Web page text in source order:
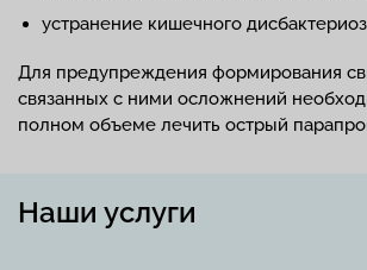
устранение кишечного
Для предупреждения формирования
связанных с ними осложнений
полном объеме лечить острый
Наши услуги